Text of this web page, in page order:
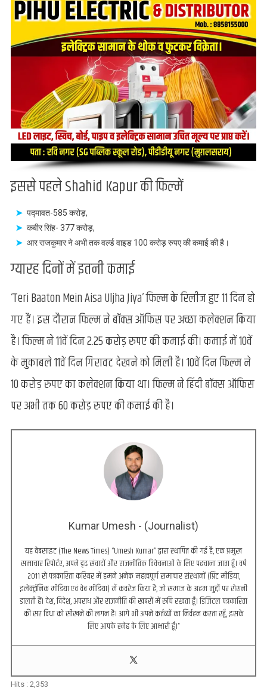
मचा
रही
धूम
इससे पहले Shahid Kapur की फिल्में
पद्मावत-585 करोड़,
कबीर सिंह- 377 करोड़,
आर राजकुमार ने अभी तक वर्ल्ड वाइड 100 करोड़ रुपए की कमाई की है।
ग्यारह दिनों में इतनी कमाई
‘Teri Baaton Mein Aisa Uljha Jiya’ फिल्म के रिलीज हुए 11 दिन हो
गए हैं। इस दौरान फिल्म ने बॉक्स ऑफिस पर अच्छा कलेक्शन किया
है। फिल्म ने 11वें दिन 2.25 करोड़ रुपए की कमाई की। कमाई में 10वें
के मुकाबले 11वें दिन गिरावट देखने को मिली है। 10वें दिन फिल्म ने
10 करोड़ रुपए का कलेक्शन किया था। फिल्म ने हिंदी बॉक्स ऑफिस
पर अभी तक 60 करोड़ रुपए की कमाई की है।
Kumar Umesh - (Journalist)
यह वेबसाइट (The News Times) “Umesh Kumar” द्वारा स्थापित की गई है, एक प्रमुख
समाचार रिपोर्टर, अपने दृढ़ संवादों और राजनीतिक विवेचनाओं के लिए पहचाना जाता हूँ। वर्ष
2011 से पत्रकारिता करियर में हमने अनेक महत्वपूर्ण समाचार संस्थानों (प्रिंट मीडिया,
इलेक्ट्रॉनिक मीडिया एवं वेब मीडिया) में कवरेज किया है, जो समाज के अहम मुद्दों पर रोशनी
डालती हैं। देश, विदेश, अपराध और राजनीति की खबरों में रुचि रखता हूँ। डिजिटल पत्रकारिता
की सर विधा को सीखने की लगन है। आगे भी अपने कर्तव्यों का निर्वहन करता रहूँ, इसके
लिए आपके स्नेह के लिए आभारी हूँ।”
Hits : 2,353